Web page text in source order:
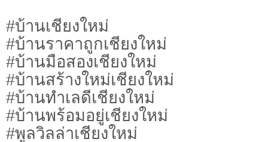
#บ้านเชียงใหม่
#บ้านราคาถูกเชียงใหม่
#บ้านมือสองเชียงใหม่
#บ้านสร้างใหม่เชียงใหม่
#บ้านทำเลดีเชียงใหม่
#บ้านพร้อมอยู่เชียงใหม่
#พูลวิลล่าเชียงใหม่